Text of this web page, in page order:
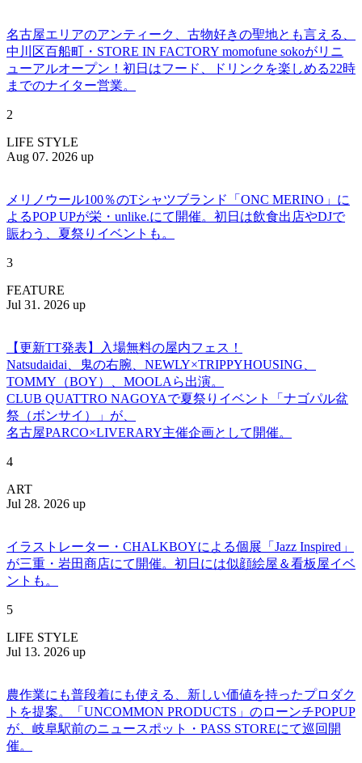
名古屋エリアのアンティーク、古物好きの聖地とも言える、
中川区百船町・STORE IN FACTORY momofune sokoがリニ
ューアルオープン！初日はフード、ドリンクを楽しめる22時
までのナイター営業。
2
LIFE STYLE
Aug 07. 2026 up
メリノウール100％のTシャツブランド「ONC MERINO」に
よるPOP UPが栄・unlike.にて開催。初日は飲食出店やDJで
賑わう、夏祭りイベントも。
3
FEATURE
Jul 31. 2026 up
【更新TT発表】入場無料の屋内フェス！
Natsudaidai、鬼の右腕、NEWLY×TRIPPYHOUSING、
TOMMY（BOY）、MOOLAら出演。
CLUB QUATTRO NAGOYAで夏祭りイベント「ナゴパル盆
祭（ボンサイ）」が、
名古屋PARCO×LIVERARY主催企画として開催。
4
ART
Jul 28. 2026 up
イラストレーター・CHALKBOYによる個展「Jazz Inspired」
が三重・岩田商店にて開催。初日には似顔絵屋＆看板屋イベ
ントも。
5
LIFE STYLE
Jul 13. 2026 up
農作業にも普段着にも使える、新しい価値を持ったプロダク
トを提案。「UNCOMMON PRODUCTS」のローンチPOPUP
が、岐阜駅前のニュースポット・PASS STOREにて巡回開
催。